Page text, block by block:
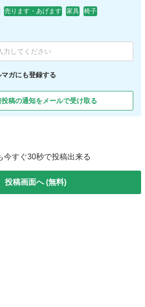
売ります・あげます 家具
椅子
ガにも登録する
投稿の通知をメールで受け取る
今すぐ30秒で投稿出来る
投稿画面へ (無料)